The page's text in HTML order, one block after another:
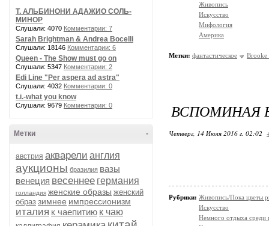
Т. АЛЬБИНОНИ АДАЖИО СОЛЬ-
МИНОР
Слушали: 4070 Комментарии: 7
Sarah Brightman & Andrea Bocelli
Слушали: 18146 Комментарии: 6
Queen - The Show must go on
Слушали: 5347 Комментарии: 2
Edi Line "Per aspera ad astra"
Слушали: 4032 Комментарии: 0
t.i.-what you know
Слушали: 9679 Комментарии: 0
-
Метки
австрия акварели англия
аукционы бразилия вазы
венеция весеннее германия
голландия женские образы женский
образ зимнее импрессионизм
италия к чаепитию к чаю
Живопись
Искусство
Мифология
Америка
Метки: фантастическое Brooke
ВСПОМИНАЯ
Четверг, 14 Июля 2016 г. 02:02
Рубрики: Живопись/Пока цветы
Искусство
Немного отдыха среди